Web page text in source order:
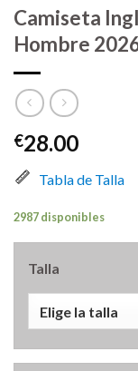
Camiseta
Hombre
€28.00
Tabla de Talla
2987 disponibles
Talla